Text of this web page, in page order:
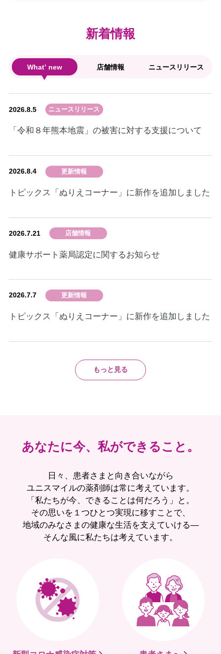
新着情報
What’ new 店舗情報 ニュースリリース
2026.8.5 ニュースリリース
「令和８年熊本地震」の被害に対する支援について
2026.8.4 更新情報
トピックス「ぬりえコーナー」に新作を追加しました
2026.7.21 店舗情報
健康サポート薬局認定に関するお知らせ
2026.7.7 更新情報
トピックス「ぬりえコーナー」に新作を追加しました
もっと見る
あなたに今、私ができること。
日々、患者さまと向き合いながら
ユニスマイルの薬剤師は常に考えています。
「私たちが今、できることは何だろう」と。
その思いを１つひとつ実現に移すことで、
地域のみなさまの健康な生活を支えていける―
そんな風に私たちは考えています。